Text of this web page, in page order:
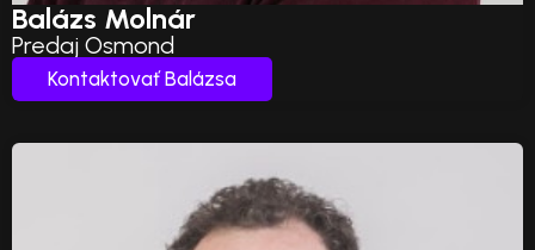
Balázs Molnár
Predaj Osmond
Kontaktovať Balázsa